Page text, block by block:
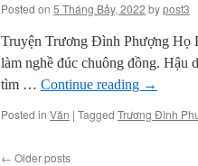
Posted on 5 Tháng Bảy, 2022 bypost3
Truyện Trương Đình Phượng Họ
làm nghề đúc chuông đồng. Hậu
tìm … Continue reading →
Posted in Văn | Tagged Trương Đình
← Older posts